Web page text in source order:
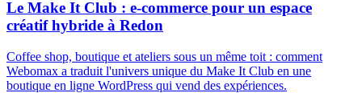
Le Make It Club : e-commerce pour un espace
créatif hybride à Redon
Coffee shop, boutique et ateliers sous un même toit : comment
Webomax a traduit l'univers unique du Make It Club en une
boutique en ligne WordPress qui vend des expériences.